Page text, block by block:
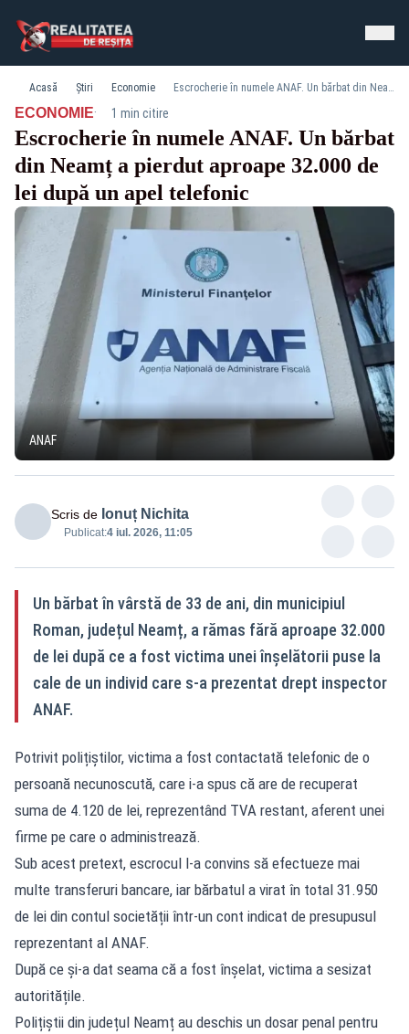
Acasă Știri Economie Escrocherie în numele ANAF. Un bărbat din Neamț a pierdut aproape 32.000 de lei după un apel telefonic
ECONOMIE· 1 min citire
Escrocherie în numele ANAF. Un bărbat
din Neamț a pierdut aproape 32.000 de
lei după un apel telefonic
ANAF
Scris de Ionuț Nichita
Publicat:4 iul. 2026, 11:05
Un bărbat în vârstă de 33 de ani, din municipiul
Roman, județul Neamț, a rămas fără aproape 32.000
de lei după ce a fost victima unei înșelătorii puse la
cale de un individ care s-a prezentat drept inspector
ANAF.
Potrivit polițiștilor, victima a fost contactată telefonic de o
persoană necunoscută, care i-a spus că are de recuperat
suma de 4.120 de lei, reprezentând TVA restant, aferent unei
firme pe care o administrează.
Sub acest pretext, escrocul l-a convins să efectueze mai
multe transferuri bancare, iar bărbatul a virat în total 31.950
de lei din contul societății într-un cont indicat de presupusul
reprezentant al ANAF.
După ce și-a dat seama că a fost înșelat, victima a sesizat
autoritățile.
Polițiștii din județul Neamț au deschis un dosar penal pentru